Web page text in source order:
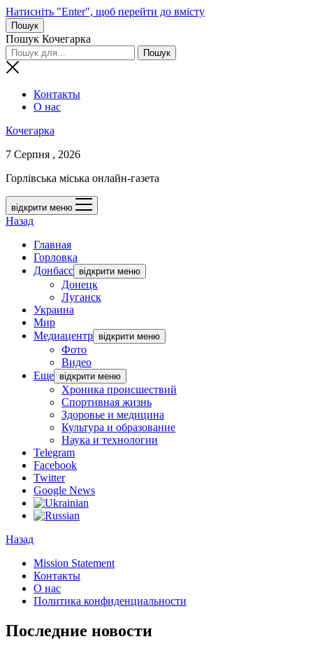
Натисніть "Enter", щоб перейти до вмісту
Пошук
Пошук Кочегарка
Контакты
О нас
Кочегарка
7 Серпня , 2026
Горлівська міська онлайн-газета
відкрити меню
Назад
Главная
Горловка
Донбасс відкрити меню
Донецк
Луганск
Украина
Мир
Медиацентр відкрити меню
Фото
Видео
Еще відкрити меню
Хроника происшествий
Спортивная жизнь
Здоровье и медицина
Культура и образование
Наука и технологии
Telegram
Facebook
Twitter
Google News
Назад
Mission Statement
Контакты
О нас
Политика конфиденциальности
Последние новости